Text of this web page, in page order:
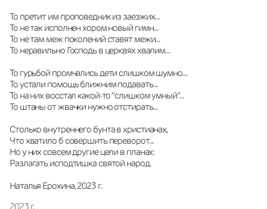
То претит им проповедник из заезжих...
То не так исполнен хором новый гимн...
То не там меж поколений ставят межи...
То неравильно Господь в церквях хвалим...
То гурьбой промчались дети слишком шумно...
То устали помощь ближним подавать...
То на них восстал какой-то "слишком умный"...
То штаны от жвачки нужно отстирать...
Столько внутреннего бунта в христианах,
Что хватило б совершить переворот...
Но у них совсем другие цели в планах:
Разлагать исподтишка святой народ.
Наталья Ерохина, 2023 г.
2023 г.